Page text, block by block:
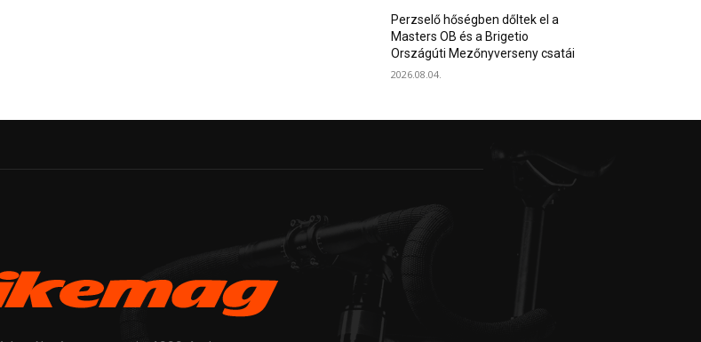
Perzselő hőségben dőltek el a
Masters OB és a Brigetio
Országúti Mezőnyverseny csatái
2026.08.04.